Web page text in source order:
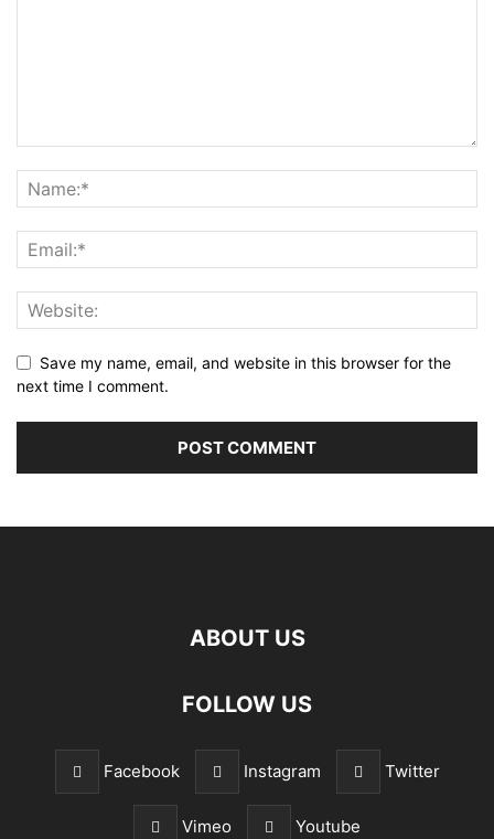
Save my name, email, and website in this browser for the
next time I comment.
ABOUT US
FOLLOW US
Facebook Instagram Twitter
Vimeo Youtube